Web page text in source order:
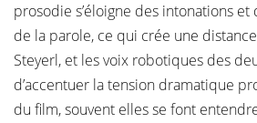
prosodie s’éloigne des intonations
de la parole, ce qui crée une
Steyerl, et les voix robotiques des
d’accentuer la tension dramatique
du film, souvent elles se font